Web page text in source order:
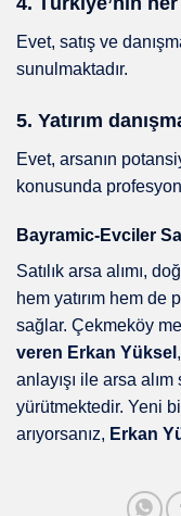
Evet, satış ve
sunulmaktadır.
5. Yatırım
Evet, arsanın
konusunda
Bayramic-Evciler
Satılık arsa alımı,
hem yatırım hem de
sağlar. Çekmeköy
veren Erkan Yüksel
anlayışı ile arsa
yürütmektedir. Yeni
arıyorsanız, Erkan